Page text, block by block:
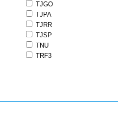
TJGO
TJPA
TJRR
TJSP
TNU
TRF3